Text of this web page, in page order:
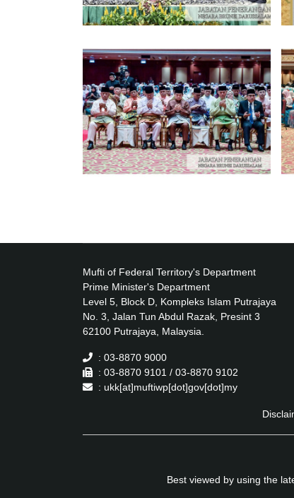
Mufti of Federal Territory's Department
Prime Minister's Department
Level 5, Block D, Kompleks Islam Putrajaya
No. 3, Jalan Tun Abdul Razak, Presint 3
62100 Putrajaya, Malaysia.
: 03-8870 9000
: 03-8870 9101 / 03-8870 9102
: ukk[at]muftiwp[dot]gov[dot]my
Best viewed by using the